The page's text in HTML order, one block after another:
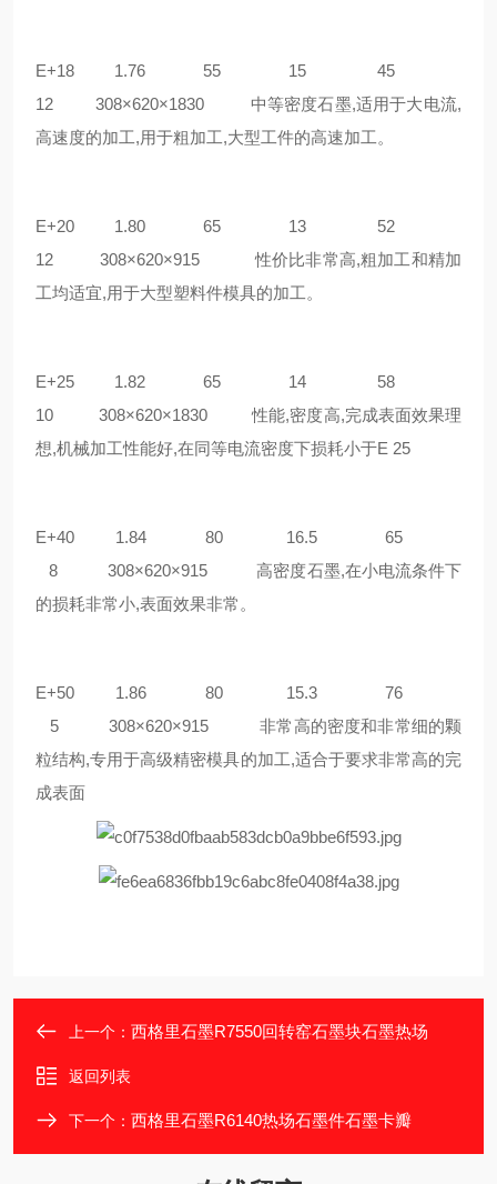
E+18 1.76 55 15 45
12 308×620×1830 中等密度石墨,适用于大电流,
高速度的加工,用于粗加工,大型工件的高速加工。
E+20 1.80 65 13 52
12 308×620×915 性价比非常高,粗加工和精加
工均适宜,用于大型塑料件模具的加工。
E+25 1.82 65 14 58
10 308×620×1830 性能,密度高,完成表面效果理
想,机械加工性能好,在同等电流密度下损耗小于E 25
E+40 1.84 80 16.5 65
8 308×620×915 高密度石墨,在小电流条件下
的损耗非常小,表面效果非常。
E+50 1.86 80 15.3 76
5 308×620×915 非常高的密度和非常细的颗
粒结构,专用于高级精密模具的加工,适合于要求非常高的完
成表面
上一个： 西格里石墨R7550回转窑石墨块石墨热场
返回列表
下一个： 西格里石墨R6140热场石墨件石墨卡瓣